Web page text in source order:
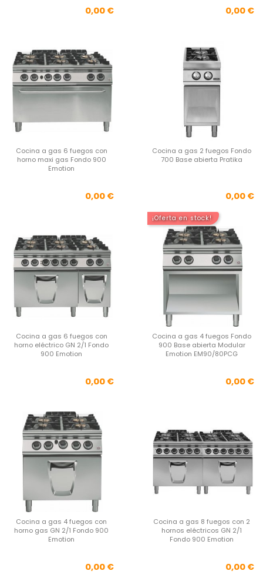
Precio
0,00 € 0,00 €
Cocina a gas 6 fuegos con
horno maxi gas Fondo 900
Emotion
Precio
0,00 €
Cocina a gas 2 fuegos Fondo
700 Base abierta Pratika
0,00 €
Cocina a gas 6 fuegos con
horno eléctrico GN 2/1 Fondo
900 Emotion
Precio
0,00 €
¡Oferta en stock!
Cocina a gas 4 fuegos Fondo
900 Base abierta Modular
Emotion EM90/80PCG
0,00 €
Cocina a gas 4 fuegos con
horno gas GN 2/1 Fondo 900
Emotion
Precio
0,00 €
Cocina a gas 8 fuegos con 2
hornos eléctricos GN 2/1
Fondo 900 Emotion
0,00 €